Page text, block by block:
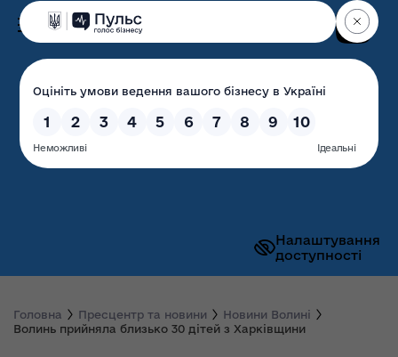
Налаштування
доступності
Волинська обласна
державна адміністрація
Головна Пресцентр та новини
Новини Волині
Волинь прийняла близько 30 дітей з Харківщини